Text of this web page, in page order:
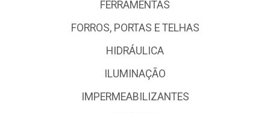
FERRAMENTAS
FORROS, PORTAS E TELHAS
HIDRÁULICA
ILUMINAÇÃO
IMPERMEABILIZANTES